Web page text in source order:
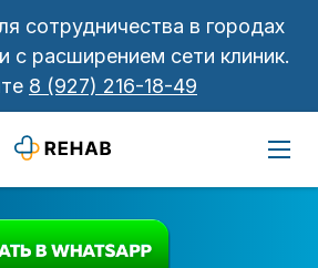
сотрудничества в городах
с расширением сети клиник.
8 (927) 216-18-49